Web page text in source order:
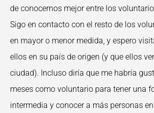
de conocernos mejor entre los
Sigo en contacto con el resto de los
en mayor o menor medida, y espero
ellos en su país de origen (y que ellos
ciudad). Incluso diría que me habría
meses como voluntario para tener una
intermedia y conocer a más personas